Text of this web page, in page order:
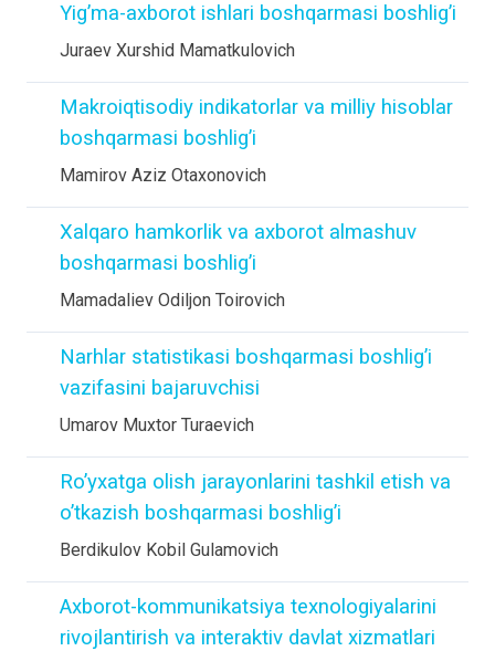
Yig’ma-axborot ishlari boshqarmasi boshlig’i
Juraev Xurshid Mamatkulovich
Makroiqtisodiy indikatorlar va milliy hisoblar
boshqarmasi boshlig’i
Mamirov Aziz Otaxonovich
Xalqaro hamkorlik va axborot almashuv
boshqarmasi boshlig’i
Mamadaliev Odiljon Toirovich
Narhlar statistikasi boshqarmasi boshlig’i
vazifasini bajaruvchisi
Umarov Muxtor Turaevich
Ro’yxatga olish jarayonlarini tashkil etish va
o’tkazish boshqarmasi boshlig’i
Berdikulov Kobil Gulamovich
Axborot-kommunikatsiya texnologiyalarini
rivojlantirish va interaktiv davlat xizmatlari